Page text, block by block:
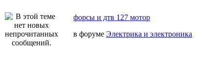
форсы и дтв 127 мотор
в форуме Электрика и электроника